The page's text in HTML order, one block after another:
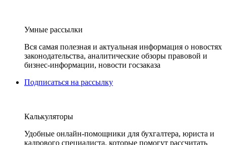
Умные рассылки
Вся самая полезная и актуальная информация о новостях
законодательства, аналитические обзоры правовой и
бизнес-информации, новости госзаказа
Подписаться на рассылку
Калькуляторы
Удобные онлайн-помощники для бухгалтера, юриста и
кадрового специалиста, которые помогут рассчитать